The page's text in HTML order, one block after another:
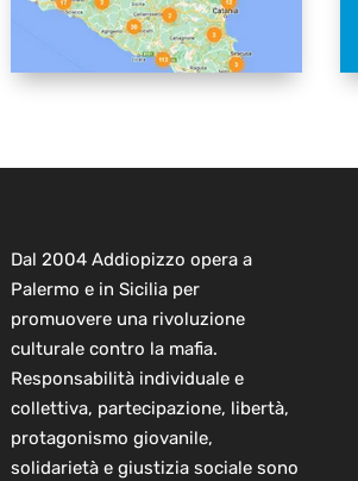
Dal 2004 Addiopizzo opera a
Palermo e in Sicilia per
promuovere una rivoluzione
culturale contro la mafia.
Responsabilità individuale e
collettiva, partecipazione, libertà,
protagonismo giovanile,
solidarietà e giustizia sociale sono